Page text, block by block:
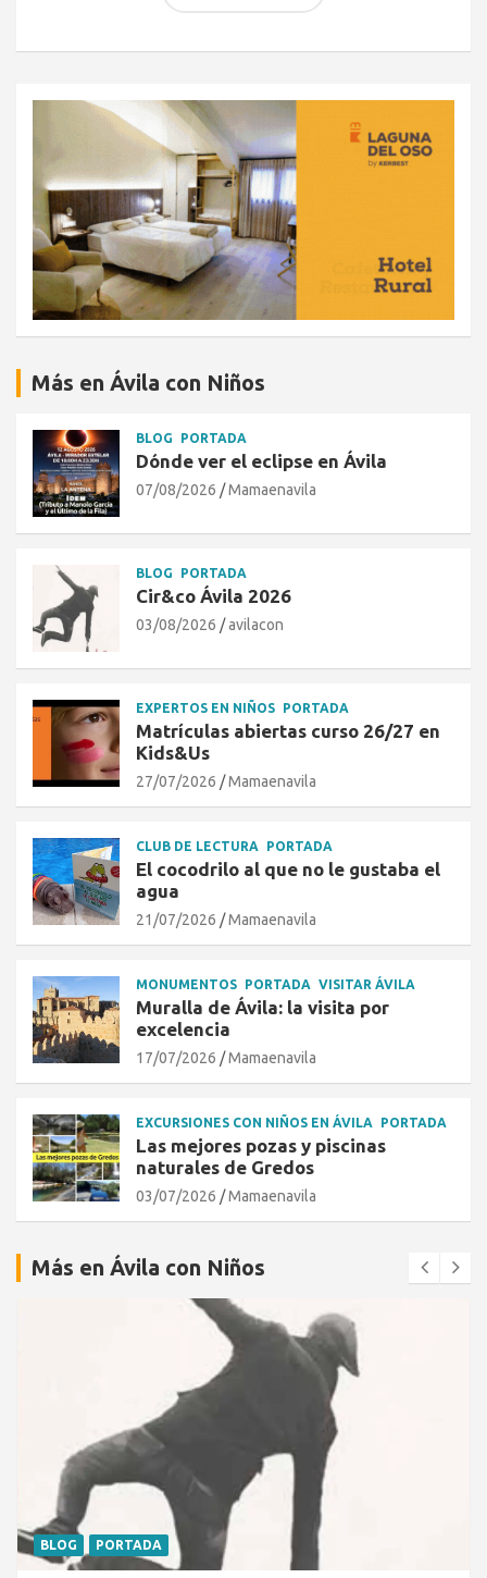
Más en Ávila con Niños
BLOG PORTADA
Dónde ver el eclipse en Ávila
07/08/2026 Mamaenavila
BLOG PORTADA
Cir&co Ávila 2026
03/08/2026 avilacon
EXPERTOS EN NIÑOS PORTADA
Matrículas abiertas curso 26/27 en
Kids&Us
27/07/2026 Mamaenavila
CLUB DE LECTURA PORTADA
El cocodrilo al que no le gustaba el
agua
21/07/2026 Mamaenavila
MONUMENTOS PORTADA VISITAR ÁVILA
Muralla de Ávila: la visita por
excelencia
17/07/2026 Mamaenavila
EXCURSIONES CON NIÑOS EN ÁVILA PORTADA
Las mejores pozas y piscinas
naturales de Gredos
03/07/2026 Mamaenavila
Más en Ávila con Niños
BLOG PORTADA